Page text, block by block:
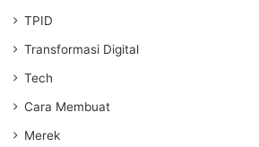
TPID
Transformasi Digital
Tech
Cara Membuat
Merek